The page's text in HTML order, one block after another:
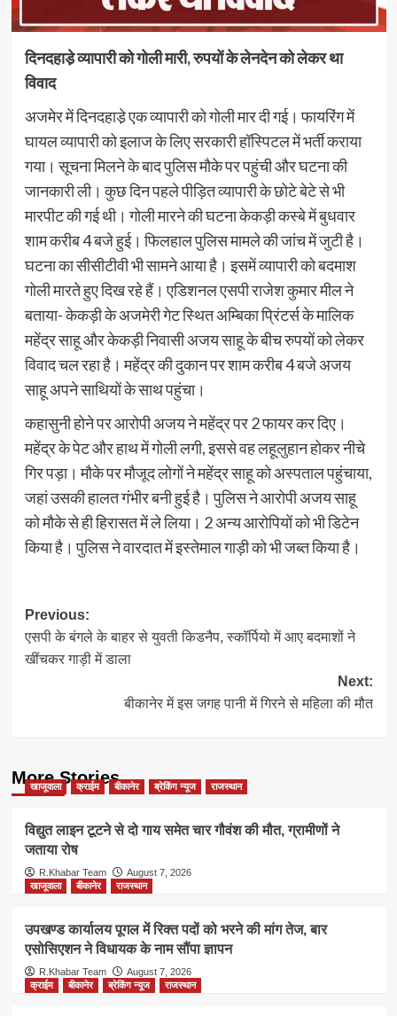
दिनदहाडे़ व्यापारी को गोली मारी, रुपयों के लेनदेन को लेकर था
विवाद
अजमेर में दिनदहाडे़ एक व्यापारी को गोली मार दी गई। फायरिंग में
घायल व्यापारी को इलाज के लिए सरकारी हॉस्पिटल में भर्ती कराया
गया। सूचना मिलने के बाद पुलिस मौके पर पहुंची और घटना की
जानकारी ली। कुछ दिन पहले पीड़ित व्यापारी के छोटे बेटे से भी
मारपीट की गई थी। गोली मारने की घटना केकड़ी कस्बे में बुधवार
शाम करीब 4 बजे हुई। फिलहाल पुलिस मामले की जांच में जुटी है।
घटना का सीसीटीवी भी सामने आया है। इसमें व्यापारी को बदमाश
गोली मारते हुए दिख रहे हैं। एडिशनल एसपी राजेश कुमार मील ने
बताया- केकड़ी के अजमेरी गेट स्थित अम्बिका प्रिंटर्स के मालिक
महेंद्र साहू और केकड़ी निवासी अजय साहू के बीच रुपयों को लेकर
विवाद चल रहा है। महेंद्र की दुकान पर शाम करीब 4 बजे अजय
साहू अपने साथियों के साथ पहुंचा।
कहासुनी होने पर आरोपी अजय ने महेंद्र पर 2 फायर कर दिए।
महेंद्र के पेट और हाथ में गोली लगी, इससे वह लहूलुहान होकर नीचे
गिर पड़ा। मौके पर मौजूद लोगों ने महेंद्र साहू को अस्पताल पहुंचाया,
जहां उसकी हालत गंभीर बनी हुई है। पुलिस ने आरोपी अजय साहू
को मौके से ही हिरासत में ले लिया। 2 अन्य आरोपियों को भी डिटेन
किया है। पुलिस ने वारदात में इस्तेमाल गाड़ी को भी जब्त किया है।
Post
navigation
Previous:
एसपी के बंगले के बाहर से युवती किडनैप, स्कॉर्पियो में आए बदमाशों ने
खींचकर गाड़ी में डाला
Next:
बीकानेर में इस जगह पानी में गिरने से महिला की मौत
More Stories
खाजूवाला क्राईम बीकानेर ब्रेकिंग न्यूज राजस्थान
विद्युत लाइन टूटने से दो गाय समेत चार गौवंश की मौत, ग्रामीणों ने
जताया रोष
R.Khabar Team
August 7, 2026
खाजूवाला
बीकानेर राजस्थान
उपखण्ड कार्यालय पूगल में रिक्त पदों को भरने की मांग तेज, बार
एसोसिएशन ने विधायक के नाम सौंपा ज्ञापन
R.Khabar Team
August 7, 2026
क्राईम
बीकानेर ब्रेकिंग न्यूज राजस्थान